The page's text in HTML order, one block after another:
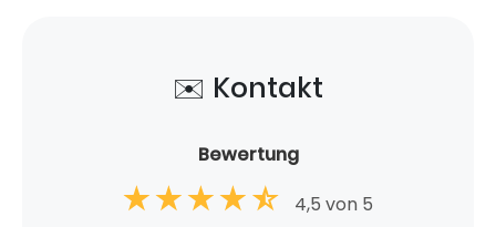
✉️ Kontakt
Bewertung
4,5 von 5